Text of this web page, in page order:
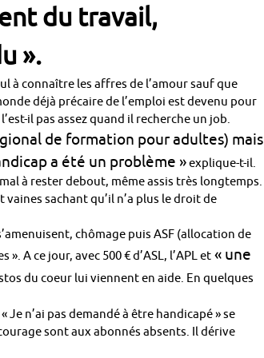
du travail,
».
à connaître les affres de l’amour sauf que
déjà précaire de l’emploi est devenu pour
il pas assez quand il recherche un job.
de formation pour adultes) mais
a été un problème »explique-t-il.
à rester debout, même assis très longtemps.
sachant qu’il n’a plus le droit de
chômage puis ASF (allocation de
A ce jour, avec 500 € d’ASL, l’APL et « une
du coeur lui viennent en aide. En quelques
n’ai pas demandé à être handicapé » se
sont aux abonnés absents. Il dérive